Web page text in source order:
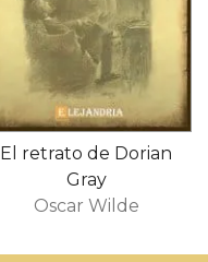
El retrato de Dorian
Gray
Oscar Wilde